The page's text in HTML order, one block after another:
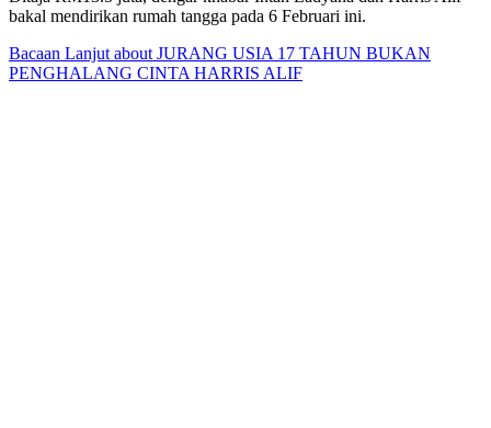
bakal mendirikan rumah tangga pada 6 Februari ini.
Bacaan Lanjut about JURANG USIA 17 TAHUN BUKAN
PENGHALANG CINTA HARRIS ALIF